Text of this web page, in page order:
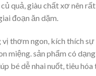
quả, giàu chất xơ nên
đoạn ăn dặm.
thơm ngon, kích thích sự
miệng. sản phẩm có
bé dễ nhai nuốt, tiêu hóa